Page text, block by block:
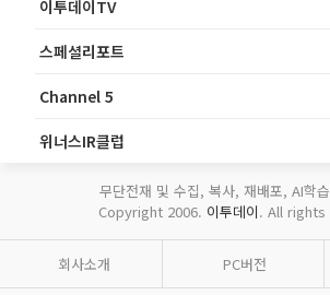
이투데이TV
스페셜리포트
Channel 5
위너스IR클럽
무단전재 및 수집, 복사, 재배포, AI학
Copyright 2006. 이투데이. All
회사소개 PC버전